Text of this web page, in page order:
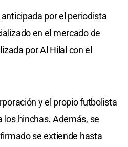
por el periodista
en el mercado de
por Al Hilal con el
y el propio futbolista
los hinchas. Además, se
se extiende hasta